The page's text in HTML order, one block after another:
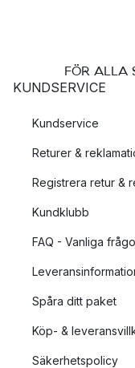
FÖR ALLA
KUNDSERVICE
Kundservice
Returer &
Registrera retur &
Kundklubb
FAQ - Vanliga
Spåra ditt paket
Köp- &
Säkerhetspolicy